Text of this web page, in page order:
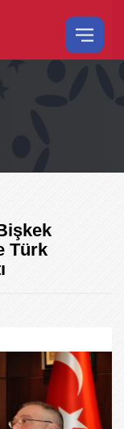
Türk